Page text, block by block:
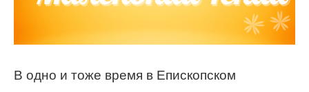
В одно и тоже время в Епископском